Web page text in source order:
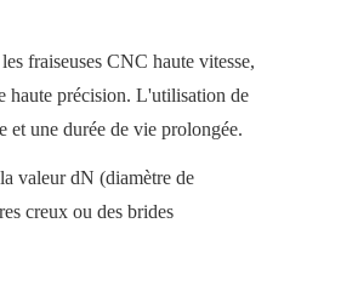
fraiseuses CNC haute vitesse,
haute précision. L'utilisation de
et une durée de vie prolongée.
valeur dN (diamètre de
creux ou des brides